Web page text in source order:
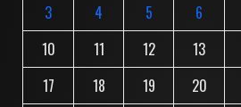
3
4 5 6
10
11 12 13
17
18 19 20